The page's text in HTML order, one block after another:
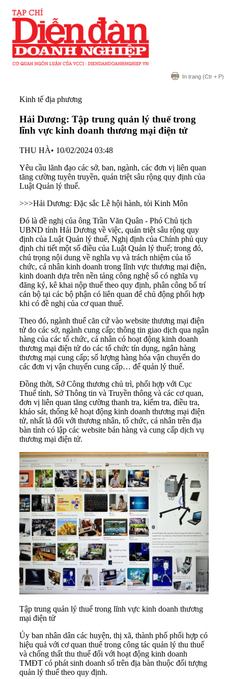
In trang (Ctr + P)
Kinh tế địa phương
Hải Dương: Tập trung quản lý thuế trong
lĩnh vực kinh doanh thương mại điện tử
THU HÀ• 10/02/2024 03:48
Yêu cầu lãnh đạo các sở, ban, ngành, các đơn vị liên quan
tăng cường tuyên truyền, quán triệt sâu rộng quy định của
Luật Quản lý thuế.
>>>Hải Dương: Đặc sắc Lễ hội hành, tỏi Kinh Môn
Đó là đề nghị của ông Trần Văn Quân - Phó Chủ tịch
UBND tỉnh Hải Dương về việc, quán triệt sâu rộng quy
định của Luật Quản lý thuế, Nghị định của Chính phủ quy
định chi tiết một số điều của Luật Quản lý thuế; trong đó,
chú trọng nội dung về nghĩa vụ và trách nhiệm của tổ
chức, cá nhân kinh doanh trong lĩnh vực thương mại điện,
kinh doanh dựa trên nền tảng công nghệ số có nghĩa vụ
đăng ký, kê khai nộp thuế theo quy định, phân công bố trí
cán bộ tại các bộ phận có liên quan để chủ động phối hợp
khi có đề nghị của cơ quan thuế.
Theo đó, ngành thuế căn cứ vào website thương mại điện
tử do các sở, ngành cung cấp; thông tin giao dịch qua ngân
hàng của các tổ chức, cá nhân có hoạt động kinh doanh
thương mại điện tử do các tổ chức tín dụng, ngân hàng
thương mại cung cấp; số lượng hàng hóa vận chuyển do
các đơn vị vận chuyển cung cấp… để quản lý thuế.
Đồng thời, Sở Công thương chủ trì, phối hợp với Cục
Thuế tỉnh, Sở Thông tin và Truyền thông và các cơ quan,
đơn vị liên quan tăng cường thanh tra, kiểm tra, điều tra,
khảo sát, thống kê hoạt động kinh doanh thương mại điện
tử, nhất là đối với thương nhân, tổ chức, cá nhân trên địa
bàn tỉnh có lập các website bán hàng và cung cấp dịch vụ
thương mại điện tử.
Tập trung quản lý thuế trong lĩnh vực kinh doanh thương
mại điện tử
Ủy ban nhân dân các huyện, thị xã, thành phố phối hợp có
hiệu quả với cơ quan thuế trong công tác quản lý thu thuế
và chống thất thu thuế đối với hoạt động kinh doanh
TMĐT có phát sinh doanh số trên địa bàn thuộc đối tượng
quản lý thuế theo quy định.